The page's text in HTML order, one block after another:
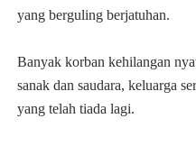
yangberguling berjatuhan.
Banyak korban kehilangan
sanak dan saudara, keluarga
yangtelah tiada lagi.